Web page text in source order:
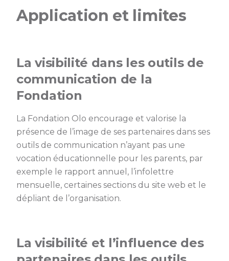
Application et limites
La visibilité dans les outils de
communication de la
Fondation
La Fondation Olo encourage et valorise la
présence de l’image de ses partenaires dans ses
outils de communication n’ayant pas une
vocation éducationnelle pour les parents, par
exemple le rapport annuel, l’infolettre
mensuelle, certaines sections du site web et le
dépliant de l’organisation.
La visibilité et l’influence des